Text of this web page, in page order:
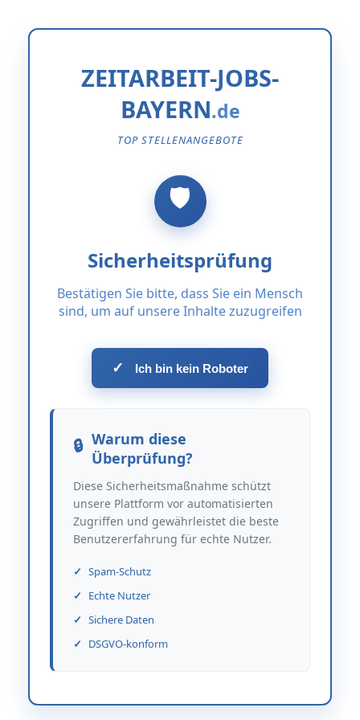
ZEITARBEIT-JOBS-
BAYERN
TOP STELLENANGEBOTE
Sicherheitsprüfung
Bestätigen Sie bitte, dass Sie ein Mensch
sind, um auf unsere Inhalte zuzugreifen
✓ Ich bin kein Roboter
Warum diese
Überprüfung?
Diese Sicherheitsmaßnahme schützt
unsere Plattform vor automatisierten
Zugriffen und gewährleistet die beste
Benutzererfahrung für echte Nutzer.
Spam-Schutz
Echte Nutzer
Sichere Daten
DSGVO-konform